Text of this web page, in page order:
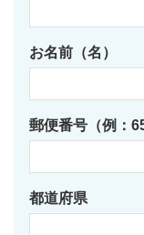
お名前（名）
郵便番号（例：
都道府県